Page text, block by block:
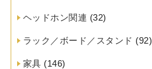
ヘッドホン関連 (32)
ラック／ボード／スタンド (92)
家具 (146)